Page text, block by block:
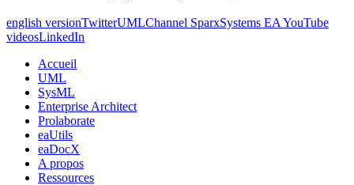
english versionTwitterUMLChannel SparxSystems EA YouTube
videosLinkedIn
Accueil
UML
SysML
Enterprise Architect
Prolaborate
eaUtils
eaDocX
A propos
Ressources